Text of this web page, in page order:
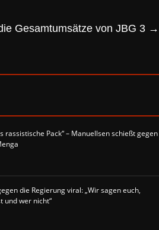
Gesamtumsätze von JBG 3 →
rassistische Pack“ – Manuellsen schießt gegen
die Regierung viral: „Wir sagen euch,
und wer nicht“